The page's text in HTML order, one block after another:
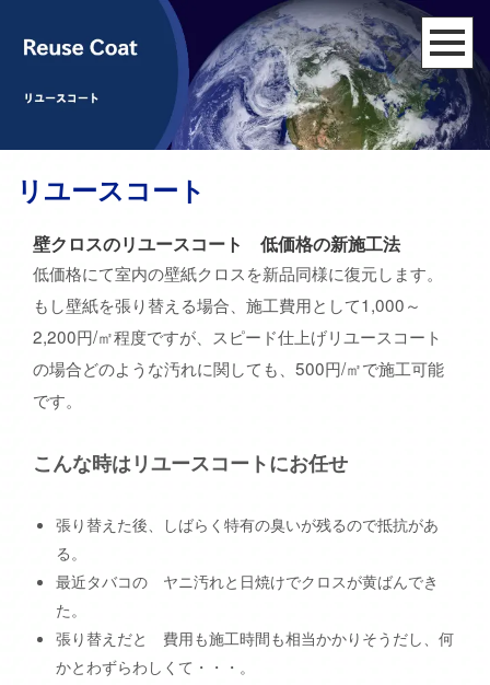
リユースコート
壁クロスのリユースコート 低価格の新施工法
低価格にて室内の壁紙クロスを新品同様に復元します。
もし壁紙を張り替える場合、施工費用として1,000～
2,200円/㎡程度ですが、スピード仕上げリユースコート
の場合どのような汚れに関しても、500円/㎡で施工可能
です。
こんな時はリユースコートにお任せ
張り替えた後、しばらく特有の臭いが残るので抵抗があ
る。
最近タバコの ヤニ汚れと日焼けでクロスが黄ばんでき
た。
張り替えだと 費用も施工時間も相当かかりそうだし、何
かとわずらわしくて・・・。